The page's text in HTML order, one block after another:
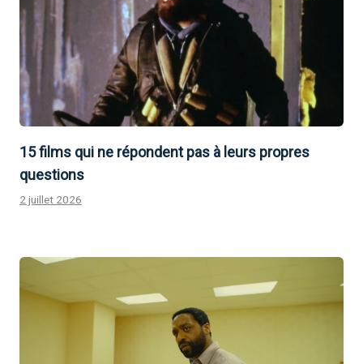
15 films qui ne répondent pas à leurs propres
questions
2 juillet 2026